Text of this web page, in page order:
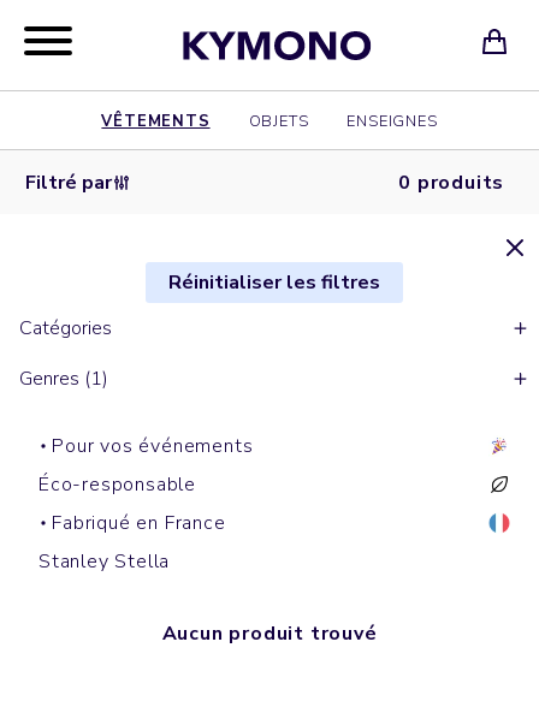
VÊTEMENTS OBJETS ENSEIGNES
Filtré par 0 produits
Réinitialiser les filtres
Catégories
Genres (1)
Pour vos événements
Éco-responsable
Fabriqué en France
Stanley Stella
Aucun produit trouvé